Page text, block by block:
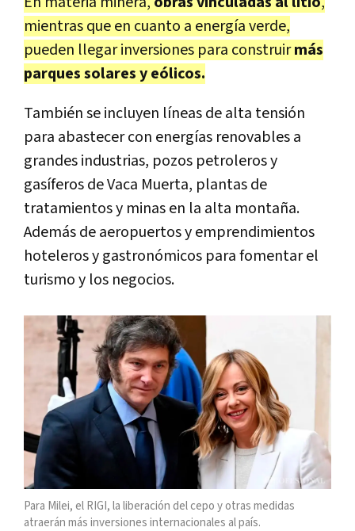
mientras que en cuanto a energía verde,
pueden llegar inversiones para construirmás
parques solares y eólicos.
También se incluyen líneas de alta tensión
para abastecer con energías renovables a
grandes industrias, pozos petroleros y
gasíferos de Vaca Muerta, plantas de
tratamientos y minas en la alta montaña.
Además de aeropuertos y emprendimientos
hoteleros y gastronómicos para fomentar el
turismo y los negocios.
Para Milei, el RIGI, la liberación del cepo y otras medidas
atraerán más inversiones internacionales al país.